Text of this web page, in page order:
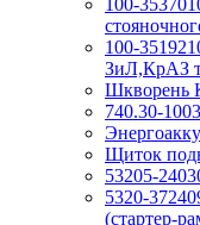
100-
100-
ЗиЛ,КрАЗ
Шкворень
740.30-
Щиток
53205-
5320-
(стартер-